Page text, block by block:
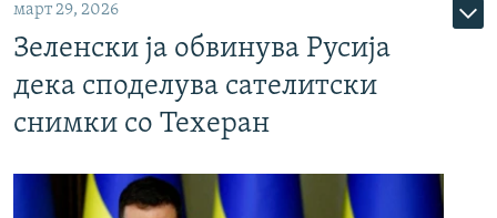
март 29, 2026
Зеленски ја обвинува Русија
дека споделува сателитски
снимки со Техеран